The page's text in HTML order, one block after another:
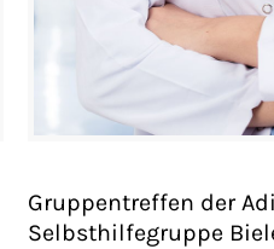
Gruppentreffen der
Selbsthilfegruppe